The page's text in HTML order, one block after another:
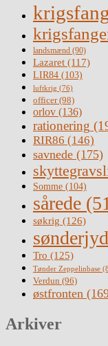
landsmænd (90)
Lazaret (117)
LIR84 (103)
luftkrig (76)
officer(98)
orlov (136)
rationering
RIR86 (146)
savnede (175)
Somme (104)
sårede
søkrig (126)
Tro (125)
Tønder Zeppelinbase
Verdun (96)
østfronten
Arkiver